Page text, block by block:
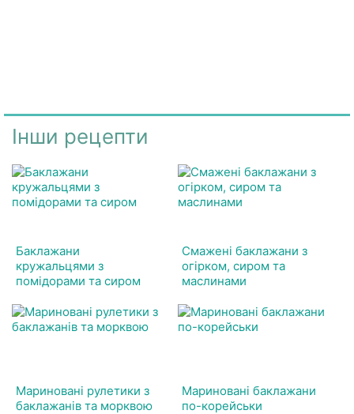
Інши рецепти
Баклажани
кружальцями з
помідорами та сиром
Смажені баклажани з
огірком, сиром та
маслинами
Мариновані рулетики з
баклажанів та морквою
Мариновані баклажани
по-корейськи